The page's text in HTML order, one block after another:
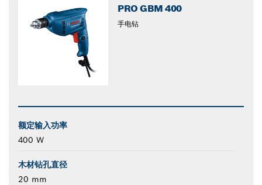
PRO GBM 400
手电钻
额定输入功率
400 W
木材钻孔直径
20 mm